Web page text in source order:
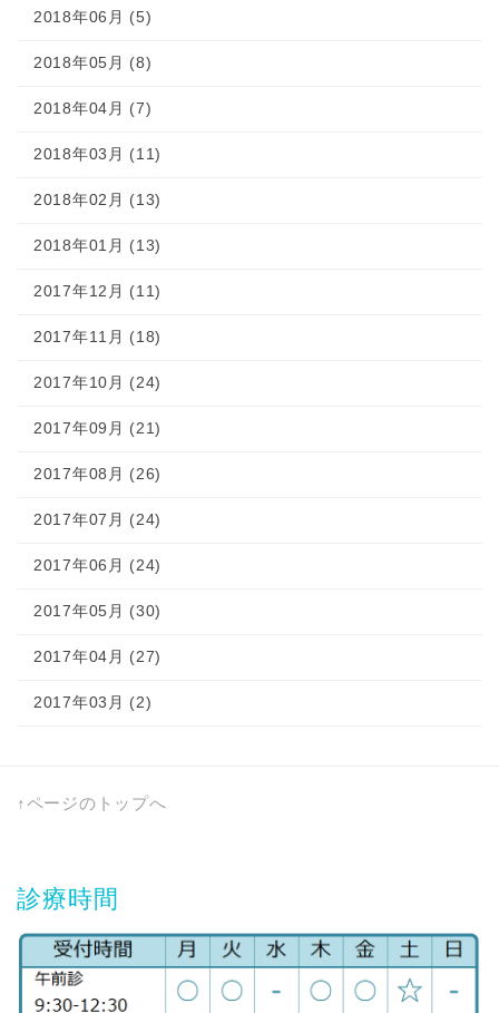
2018年06月 (5)
2018年05月 (8)
2018年04月 (7)
2018年03月 (11)
2018年02月 (13)
2018年01月 (13)
2017年12月 (11)
2017年11月 (18)
2017年10月 (24)
2017年09月 (21)
2017年08月 (26)
2017年07月 (24)
2017年06月 (24)
2017年05月 (30)
2017年04月 (27)
2017年03月 (2)
↑ページのトップへ
診療時間